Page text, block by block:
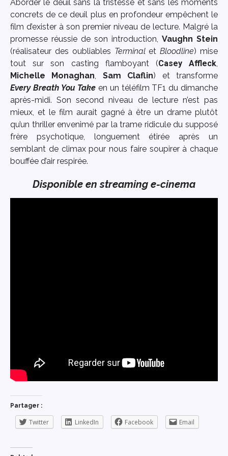
Aborder le deuil sans la tristesse et sans les moments
concrets de ce deuil plus en profondeur empêchent le
film d’exister à son premier niveau de lecture. Malgré la
promesse réussie de son introduction, Vaughn Stein
(réalisateur des oubliables TerminaletBloodline) mise
tout sur son casting flamboyant (Casey Affleck,
Michelle
Monaghan, Sam Claflin) et transforme
Every Breath You Take en un téléfilm TF1 du dimanche
après-midi. Son second niveau de lecture n’est pas
mieux, et le film aurait gagné à être un drame plutôt
qu’un thriller envenimé par la trame ridicule du supposé
frère psychotique, longuement étirée après un
semblant de climax pour nous faire soupirer à chaque
bouffée d’air respirée.
Disponible en streaming e-cinema
Partager :
Twitter LinkedIn Facebook Email